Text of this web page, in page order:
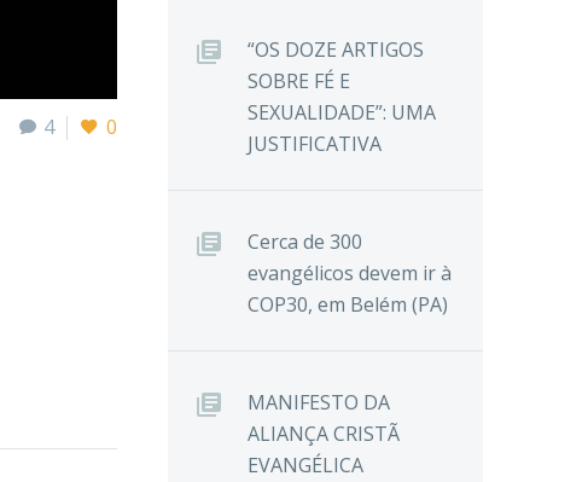
4 0
“OS DOZE ARTIGOS
SOBRE FÉ E
SEXUALIDADE”: UMA
JUSTIFICATIVA
Cerca de 300
evangélicos devem ir à
COP30, em Belém (PA)
MANIFESTO DA
ALIANÇA CRISTÃ
EVANGÉLICA